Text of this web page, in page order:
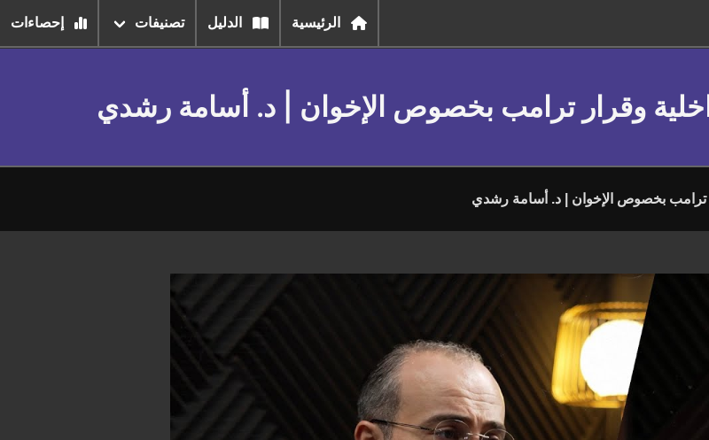
الرئيسية الدليل تصنيفات إحصاءات
وقرار ترامب بخصوص الإخوان | د. أسامة رشدي
ترامب بخصوص الإخوان | د. أسامة رشدي